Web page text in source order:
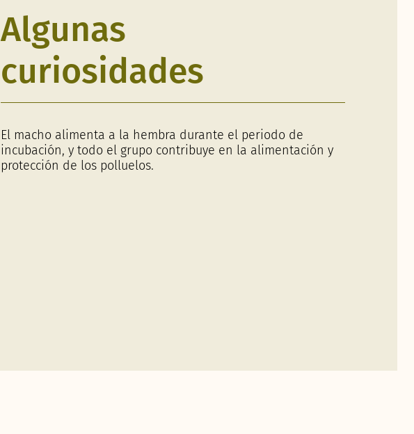
Algunas
curiosidades
El macho alimenta a la hembra durante el periodo de
incubación, y todo el grupo contribuye en la alimentación y
protección de los polluelos.